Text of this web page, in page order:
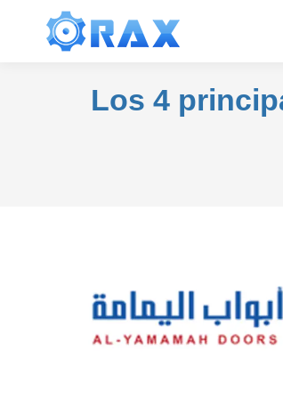
Los 4